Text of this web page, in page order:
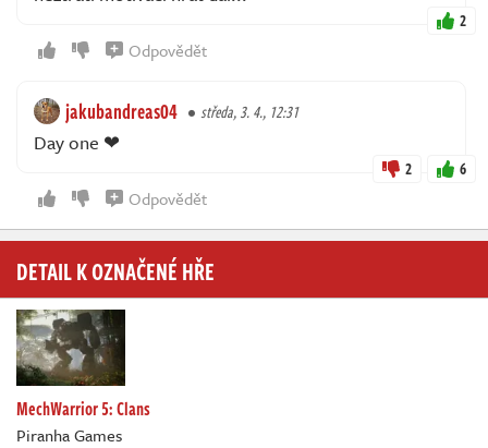
2
Odpovědět
jakubandreas04 středa, 3. 4., 12:31
Day one ❤
2 6
Odpovědět
DETAIL K OZNAČENÉ HŘE
MechWarrior 5: Clans
Piranha Games